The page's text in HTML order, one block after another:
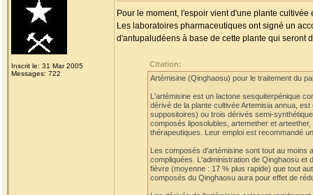
Inscrit le: 31 Mar 2005
Messages: 722
Pour le moment, l'espoir vient d'une plante
Les laboratoires pharmaceutiques ont signé un
d'antupaludéens à base de cette plante qui seront
Citation:
Artémisine (Qinghaosu) pour le traitement du
L'artémisine est un lactone sesquiterpénique
dérivé de la plante cultivée Artemisia annua,
suppositoires) ou trois dérivés semi-
composés liposolubles, artemether et
thérapeutiques. Leur emploi est recommandé
Les composés d'artémisine sont tout au moins
compliquées. L'administration de Qinghaosu
fièvre (moyenne : 17 % plus rapide) que tout
composés du Qinghaosu aura pour effet de